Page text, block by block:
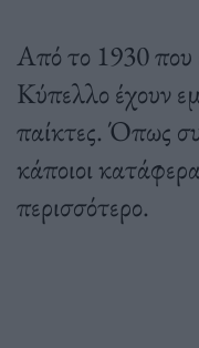
Από το 1930 που
Κύπελλο έχουν
παίκτες. Όπως
κάποιοι
περισσότερο.